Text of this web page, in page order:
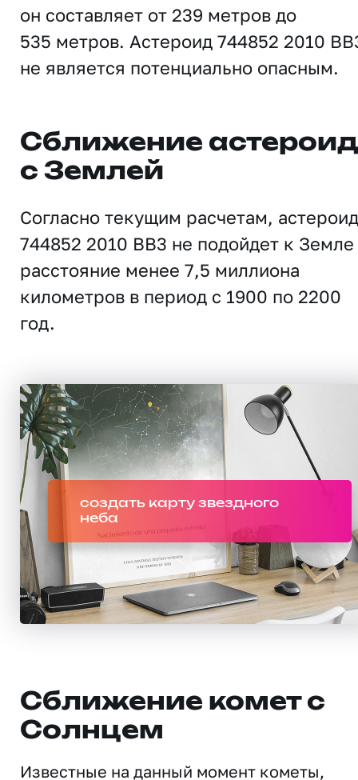
он составляет от 239 метров до
535 метров. Астероид 744852 2010
не является потенциально опасным.
Сближение
с Землей
Согласно текущим расчетам, астероид
744852 2010 BB3 не подойдет к Земле
расстояние менее 7,5 миллиона
километров в период с 1900 по 2200
год.
создать карту звездного
неба
Сближение комет с
Солнцем
Известные на данный момент кометы,